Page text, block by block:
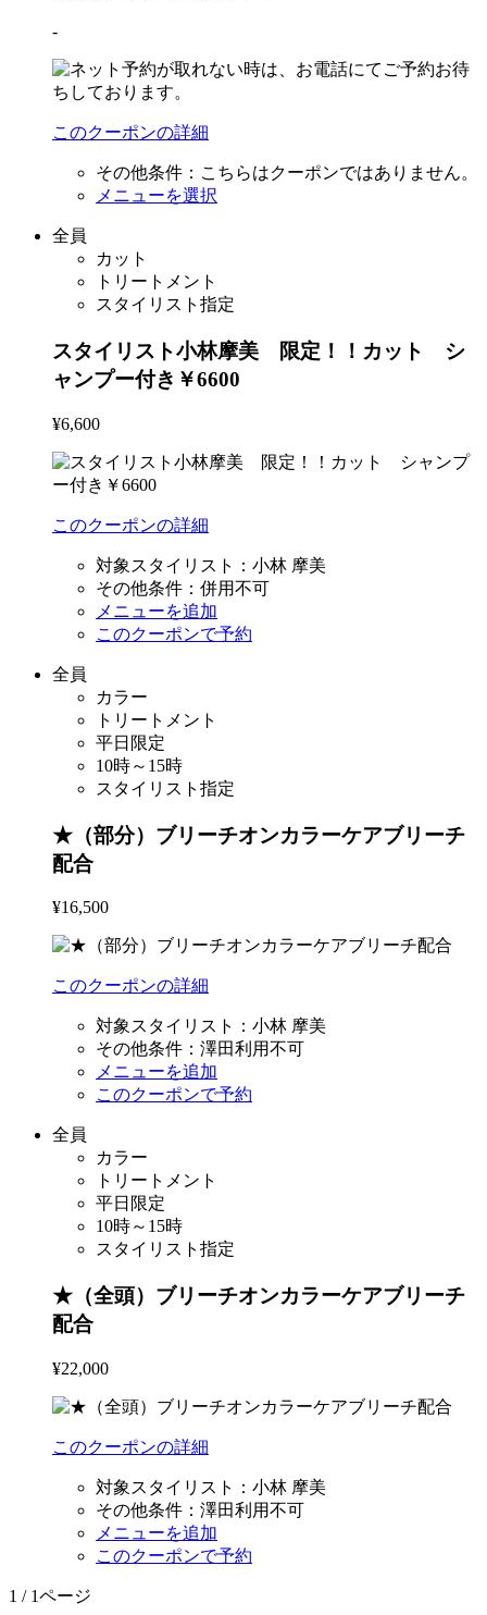
-
このクーポンの詳細
その他条件： こちらはクーポンではありません。
メニューを選択
全員
カット
トリートメント
スタイリスト指定
スタイリスト小林摩美 限定！！カット シ
ャンプー付き￥6600
¥6,600
このクーポンの詳細
対象スタイリスト： 小林 摩美
その他条件： 併用不可
メニューを追加
このクーポンで予約
全員
カラー
トリートメント
平日限定
10時～15時
スタイリスト指定
★（部分）ブリーチオンカラーケアブリーチ
配合
¥16,500
このクーポンの詳細
対象スタイリスト： 小林 摩美
その他条件： 澤田利用不可
メニューを追加
このクーポンで予約
全員
カラー
トリートメント
平日限定
10時～15時
スタイリスト指定
★（全頭）ブリーチオンカラーケアブリーチ
配合
¥22,000
このクーポンの詳細
対象スタイリスト： 小林 摩美
その他条件： 澤田利用不可
メニューを追加
このクーポンで予約
1 / 1ページ